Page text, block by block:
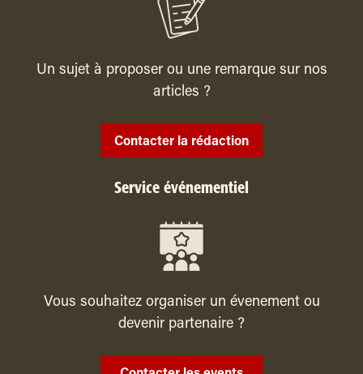
Un sujet à proposer ou une remarque sur nos
articles ?
Contacter la rédaction
Service événementiel
Vous souhaitez organiser un évenement ou
devenir partenaire ?